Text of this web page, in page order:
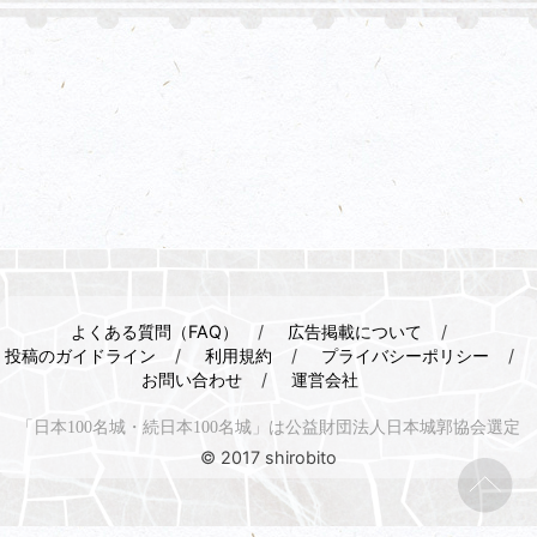
よくある質問（FAQ）
広告掲載について
投稿のガイドライン
利用規約
プライバシーポリシー
お問い合わせ
運営会社
「日本100名城・続日本100名城」は公益財団法人日本城郭協会選定
© 2017 shirobito